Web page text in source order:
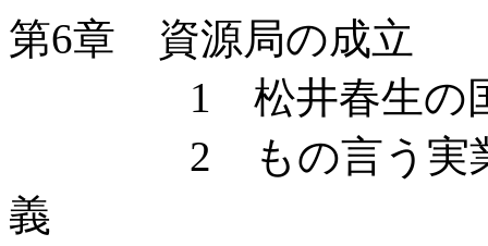
第6章 資源局の成立
1 松井春生の国家
2 もの言う実業家
義